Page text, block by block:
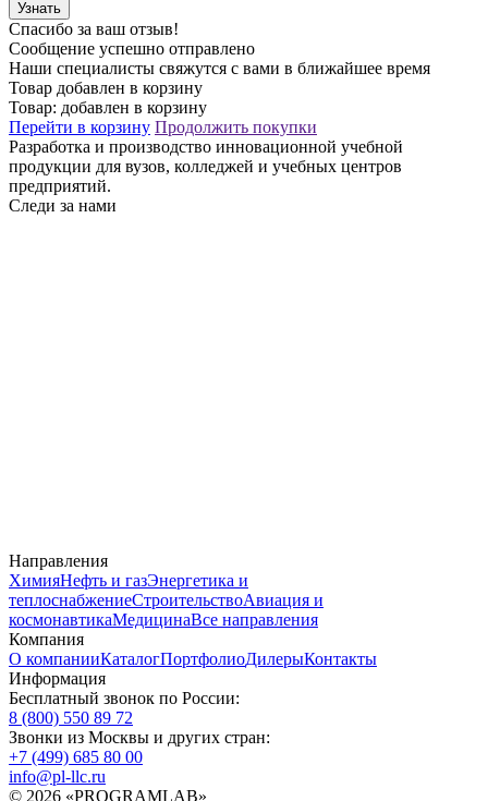
Узнать
Спасибо за ваш отзыв!
Сообщение успешно отправлено
Наши специалисты свяжутся с вами в ближайшее время
Товар добавлен в корзину
Товар: добавлен в корзину
Перейти в корзину Продолжить покупки
Разработка и производство инновационной учебной
продукции для вузов, колледжей и учебных центров
предприятий.
Следи за нами
Направления
ХимияНефть и газЭнергетика и
теплоснабжениеСтроительствоАвиация и
космонавтикаМедицинаВсе направления
Компания
О компанииКаталогПортфолиоДилерыКонтакты
Информация
Бесплатный звонок по России:
8 (800) 550 89 72
Звонки из Москвы и других стран:
+7 (499) 685 80 00
info@pl-llc.ru
© 2026 «PROGRAMLAB»